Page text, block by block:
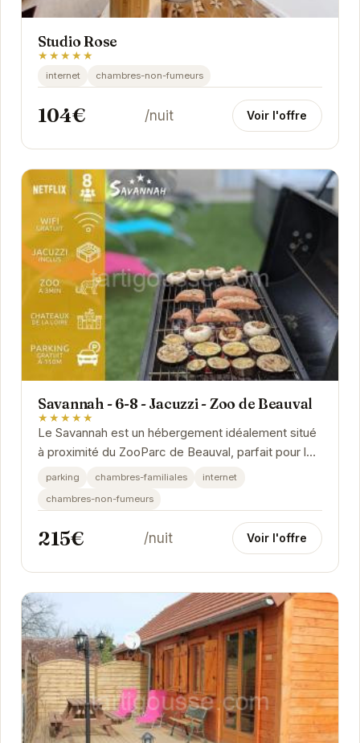
Studio Rose
★★★★★
internet chambres-non-fumeurs
104€ /nuit Voir l'offre
Savannah - 6-8 - Jacuzzi - Zoo de Beauval
★★★★★
Le Savannah est un hébergement idéalement situé
à proximité du ZooParc de Beauval, parfait pour les
familles et les groupes. Avec son jacuzzi...
parking chambres-familiales
internet
chambres-non-fumeurs
215€ /nuit Voir l'offre